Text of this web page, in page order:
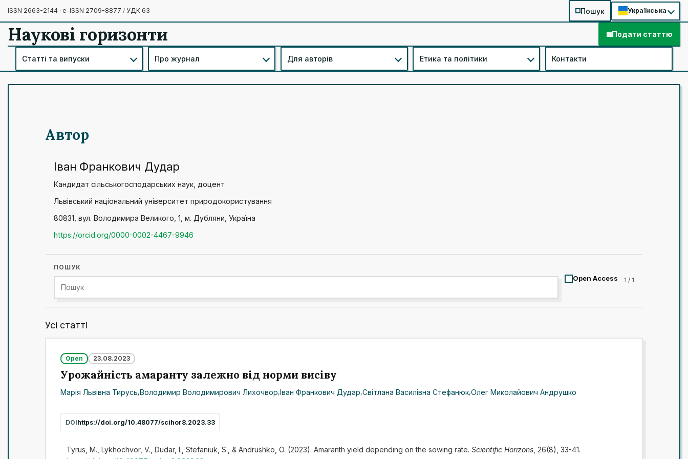
ISSN 2663-2144 · e-ISSN 2709-8877 / УДК 63 Пошук Українська
Наукові горизонти Подати статтю
Статті та випуски Про журнал Для авторів Етика та політики Контакти
Автор
Іван Франкович Дудар
Кандидат сільськогосподарських наук, доцент
Львівський національний університет природокористування
80831, вул. Володимира Великого, 1, м. Дубляни, Україна
https://orcid.org/0000-0002-4467-9946
ПОШУК
Open Access 1 / 1
Усі статті
Open 23.08.2023
Урожайність амаранту залежно від норми висіву
Марія Львівна Тирусь,Володимир Володимирович Лихочвор,Іван Франкович Дудар,Світлана Василівна Стефанюк,Олег Миколайович Андрушко
DOIhttps://doi.org/10.48077/scihor8.2023.33
Tyrus, M., Lykhochvor, V., Dudar, I., Stefaniuk, S., & Andrushko, O. (2023). Amaranth yield depending on the sowing rate. Scientific Horizons, 26(8), 33-41.